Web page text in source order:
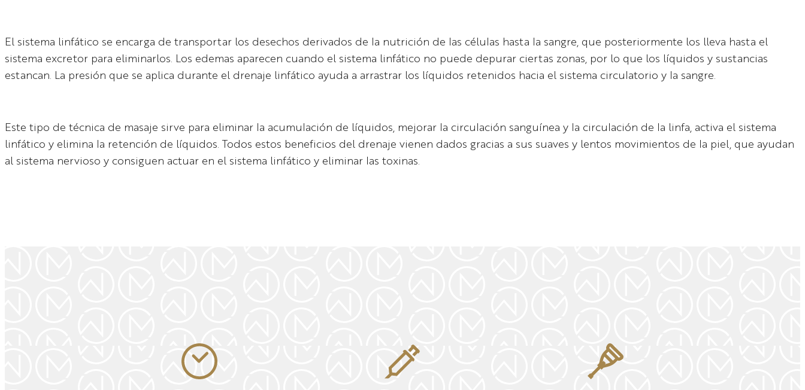
El sistema linfático se encarga de transportar los desechos derivados de la nutrición de las células hasta la sangre, que posteriormente los lleva hasta el
sistema excretor para eliminarlos. Los edemas aparecen cuando el sistema linfático no puede depurar ciertas zonas, por lo que los líquidos y sustancias
estancan. La presión que se aplica durante el drenaje linfático ayuda a arrastrar los líquidos retenidos hacia el sistema circulatorio y la sangre.
Este tipo de técnica de masaje sirve para eliminar la acumulación de líquidos, mejorar la circulación sanguínea y la circulación de la linfa, activa el sistema
linfático y elimina la retención de líquidos. Todos estos beneficios del drenaje vienen dados gracias a sus suaves y lentos movimientos de la piel, que ayudan
al sistema nervioso y consiguen actuar en el sistema linfático y eliminar las toxinas.